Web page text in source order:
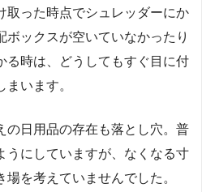
取った時点でシュレッダーにか
ボックスが空いていなかったり
る時は、どうしてもすぐ目に付
います。
の日用品の存在も落とし穴。普
うにしていますが、なくなる寸
を考えていませんでした。